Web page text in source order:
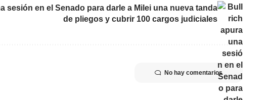
sesión en el Senado para darle a Milei una nueva tanda
de pliegos y cubrir 100 cargos judiciales
No hay comentarios